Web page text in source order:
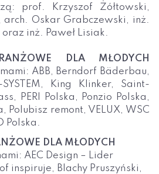
prof. Krzyszof Żółtowski,
arch. Oskar Grabczewski, inż.
inż. Paweł Lisiak.
DLA MŁODYCH
ABB, Berndorf Bäderbau,
SYSTEM, King Klinker, Saint-
PERI Polska, Ponzio Polska,
Polubisz remont, VELUX, WSC
Polska.
DLA MŁODYCH
AEC Design – Lider
inspiruje, Blachy Pruszyński,